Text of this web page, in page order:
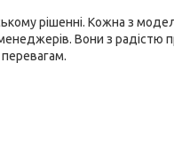
рішенні. Кожна з
Вони з радістю